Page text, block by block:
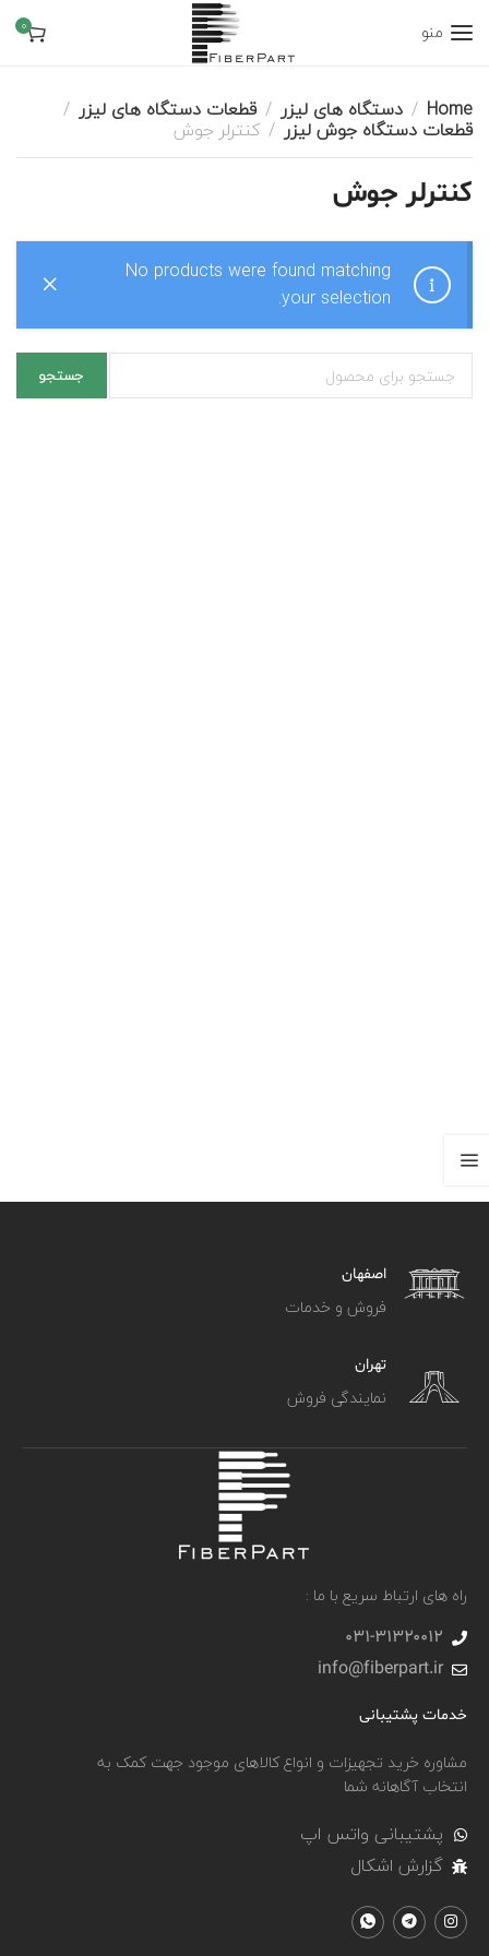
منو 0
Home دستگاه های لیزر قطعات دستگاه های لیزر
قطعات دستگاه جوش لیزر کنترلر جوش
کنترلر جوش
No products were found matching
your selection.
جستجو
اصفهان
فروش و خدمات
تهران
نمایندگی فروش
راه های ارتباط سریع با ما :
031-۳۱۳۲۰۰۱۲
info@fiberpart.ir
خدمات پشتیبانی
مشاوره خرید تجهیزات و انواع کالاهای موجود جهت کمک به
انتخاب آگاهانه شما
پشتیبانی واتس اپ
گزارش اشکال